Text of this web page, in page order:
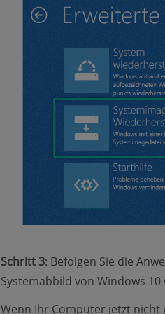
Schritt 3: Befolgen Sie die
Systemabbild von Windows
Wenn Ihr Computer jetzt nicht